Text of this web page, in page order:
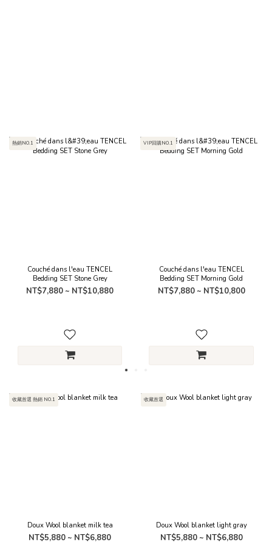
熱銷NO.1
Couché dans l'eau TENCEL
Bedding SET Stone Grey
NT$7,880 ~ NT$10,880
VIP回購NO.1
Couché dans l'eau TENCEL
Bedding SET Morning Gold
NT$7,880 ~ NT$10,800
收藏首選 熱銷 NO.1
Doux Wool blanket milk tea
NT$5,880 ~ NT$6,880
收藏首選
Doux Wool blanket light gray
NT$5,880 ~ NT$6,880